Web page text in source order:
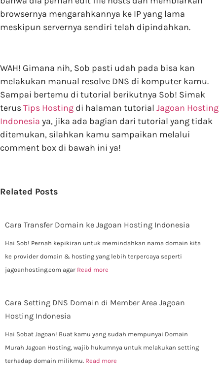
browsernya mengarahkannya ke IP yang lama
meskipun servernya sendiri telah dipindahkan.
WAH! Gimana nih, Sob pasti udah pada bisa kan
melakukan manual resolve DNS di komputer kamu.
Sampai bertemu di tutorial berikutnya Sob! Simak
terusTips Hosting di halaman tutorial Jagoan Hosting
Indonesia ya, jika ada bagian dari tutorial yang tidak
ditemukan, silahkan kamu sampaikan melalui
comment box di bawah ini ya!
Related Posts
Cara Transfer Domain ke Jagoan Hosting Indonesia
Hai Sob! Pernah kepikiran untuk memindahkan nama domain kita
ke provider domain & hosting yang lebih terpercaya seperti
jagoanhosting.com agar Read more
Cara Setting DNS Domain di Member Area Jagoan
Hosting Indonesia
Hai Sobat Jagoan! Buat kamu yang sudah mempunyai Domain
Murah Jagoan Hosting, wajib hukumnya untuk melakukan setting
terhadap domain milikmu. Read more